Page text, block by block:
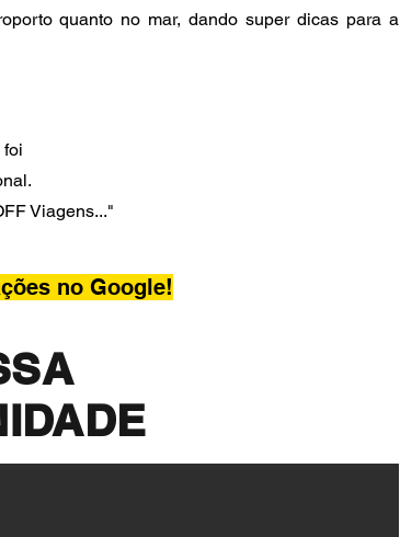
quanto no mar, dando super dicas para a
foi
Viagens..."
no Google!